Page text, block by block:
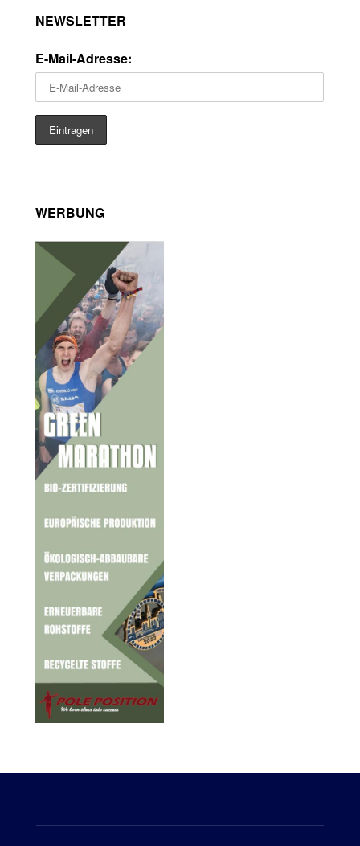
NEWSLETTER
E-Mail-Adresse:
WERBUNG